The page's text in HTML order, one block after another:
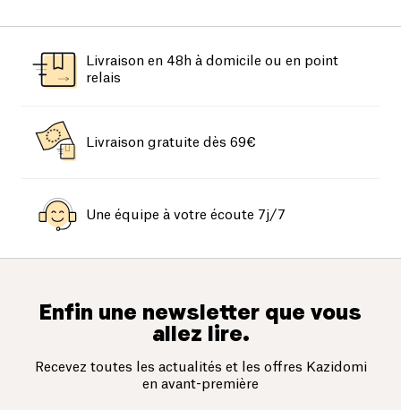
Livraison en 48h à domicile ou en point
relais
Livraison gratuite dès 69€
Une équipe à votre écoute 7j/7
Enfin une newsletter que vous
allez lire.
Recevez toutes les actualités et les offres Kazidomi
en avant-première